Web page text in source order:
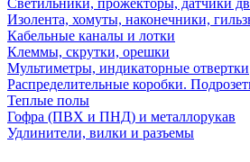
Светильники, прожекторы, датчики
Изолента, хомуты, наконечники,
Кабельные каналы и лотки
Клеммы, скрутки, орешки
Мультиметры, индикаторные отвертки
Распределительные коробки.
Теплые полы
Гофра (ПВХ и ПНД) и металлорукав
Удлинители, вилки и разъемы